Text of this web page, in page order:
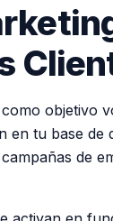
objetivo
en tu base de
de